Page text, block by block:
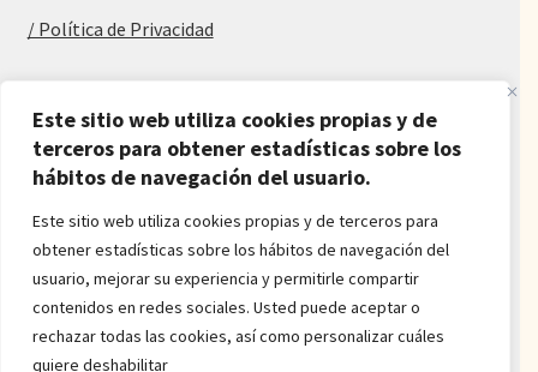
Este sitio web utiliza cookies propias y de
terceros para obtener estadísticas sobre los
hábitos de navegación del usuario.
Este sitio web utiliza cookies propias y de terceros para
obtener estadísticas sobre los hábitos de navegación del
usuario, mejorar su experiencia y permitirle compartir
contenidos en redes sociales. Usted puede aceptar o
rechazar todas las cookies, así como personalizar cuáles
quiere deshabilitar
/ Política de Privacidad
Alfombras baratas
Procedencia de las alfombras
Oferta de alfombras
Alfombras juveniles
Alfombras económicas
Alfombras a medida
Alfombras orientales